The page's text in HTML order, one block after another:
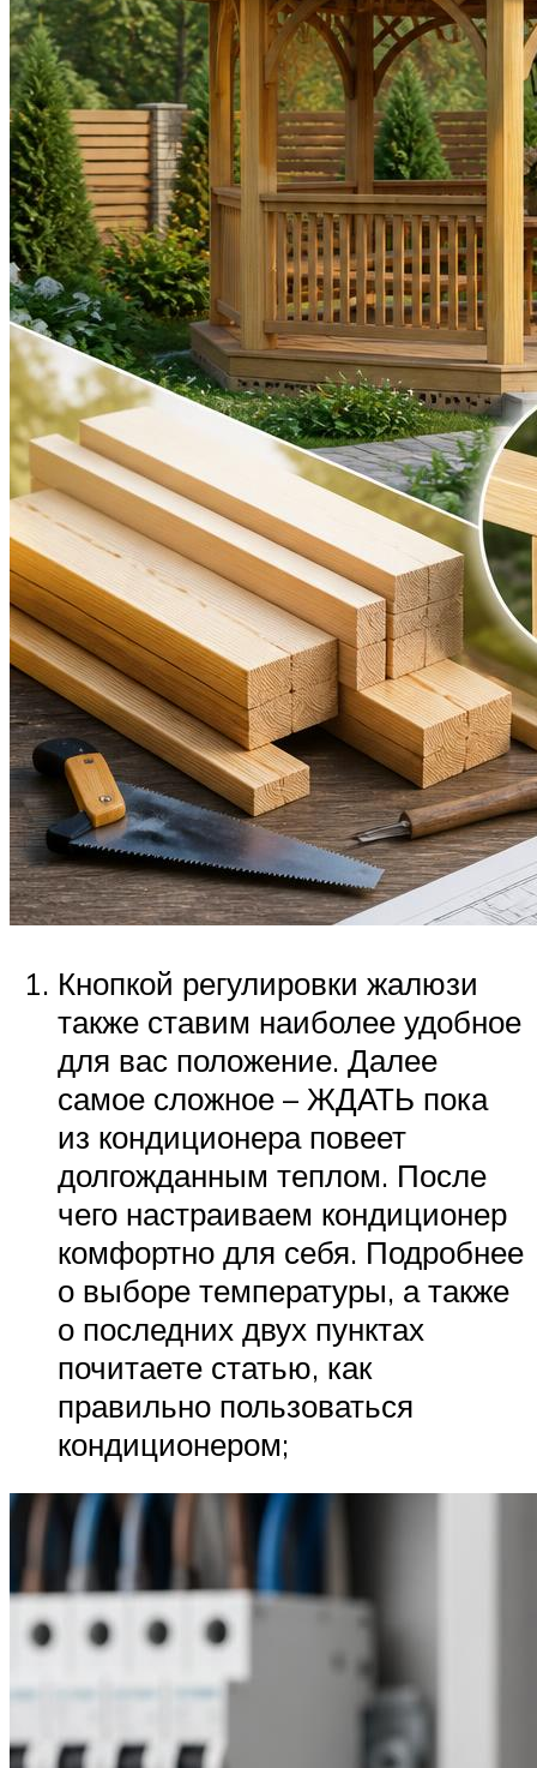
Кнопкой регулировки жалюзи
также ставим наиболее удобное
для вас положение. Далее
самое сложное – ЖДАТЬ пока
из кондиционера повеет
долгожданным теплом. После
чего настраиваем кондиционер
комфортно для себя. Подробнее
о выборе температуры, а также
о последних двух пунктах
почитаете статью, как
правильно пользоваться
кондиционером;